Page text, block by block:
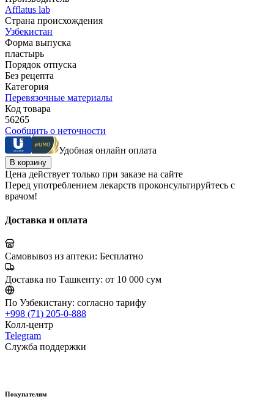
Afflatus lab
Страна происхождения
Узбекистан
Форма выпуска
пластырь
Порядок отпуска
Без рецепта
Категория
Перевязочные материалы
Код товара
56265
Сообщить о неточности
Удобная онлайн оплата
В корзину
Цена действует только при заказе на сайте
Перед употреблением лекарств проконсультируйтесь с
врачом!
Доставка и оплата
Самовывоз из аптеки: Бесплатно
Доставка по Ташкенту: от 10 000 сум
По Узбекистану: согласно тарифу
+998 (71) 205-0-888
Колл-центр
Telegram
Служба поддержки
Покупателям